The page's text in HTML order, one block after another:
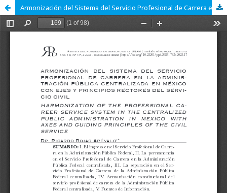
Armonización del Sistema del Servicio Profesional de Carrera en la Administración Pública Centralizada en México con Ejes y Principios Rectores del Servicio Civil